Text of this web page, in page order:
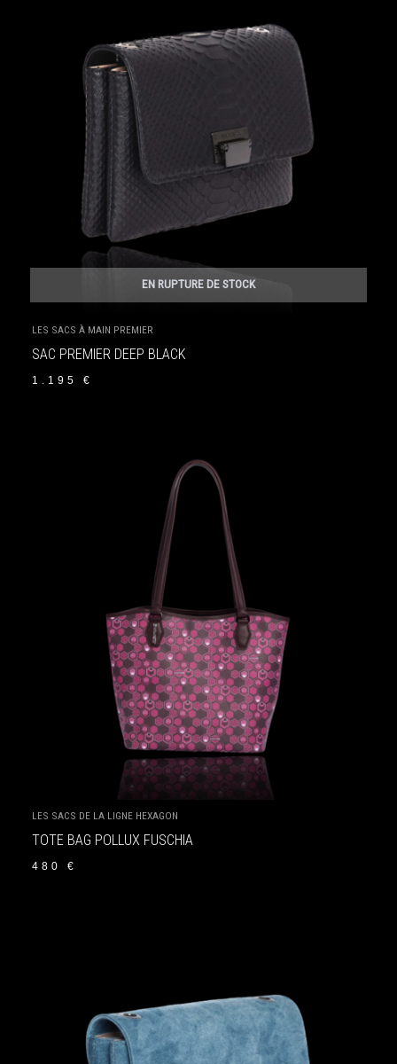
EN RUPTURE DE STOCK
LES SACS À MAIN PREMIER
SAC PREMIER DEEP BLACK
1.195€
LES SACS DE LA LIGNE HEXAGON
TOTE BAG POLLUX FUSCHIA
480€